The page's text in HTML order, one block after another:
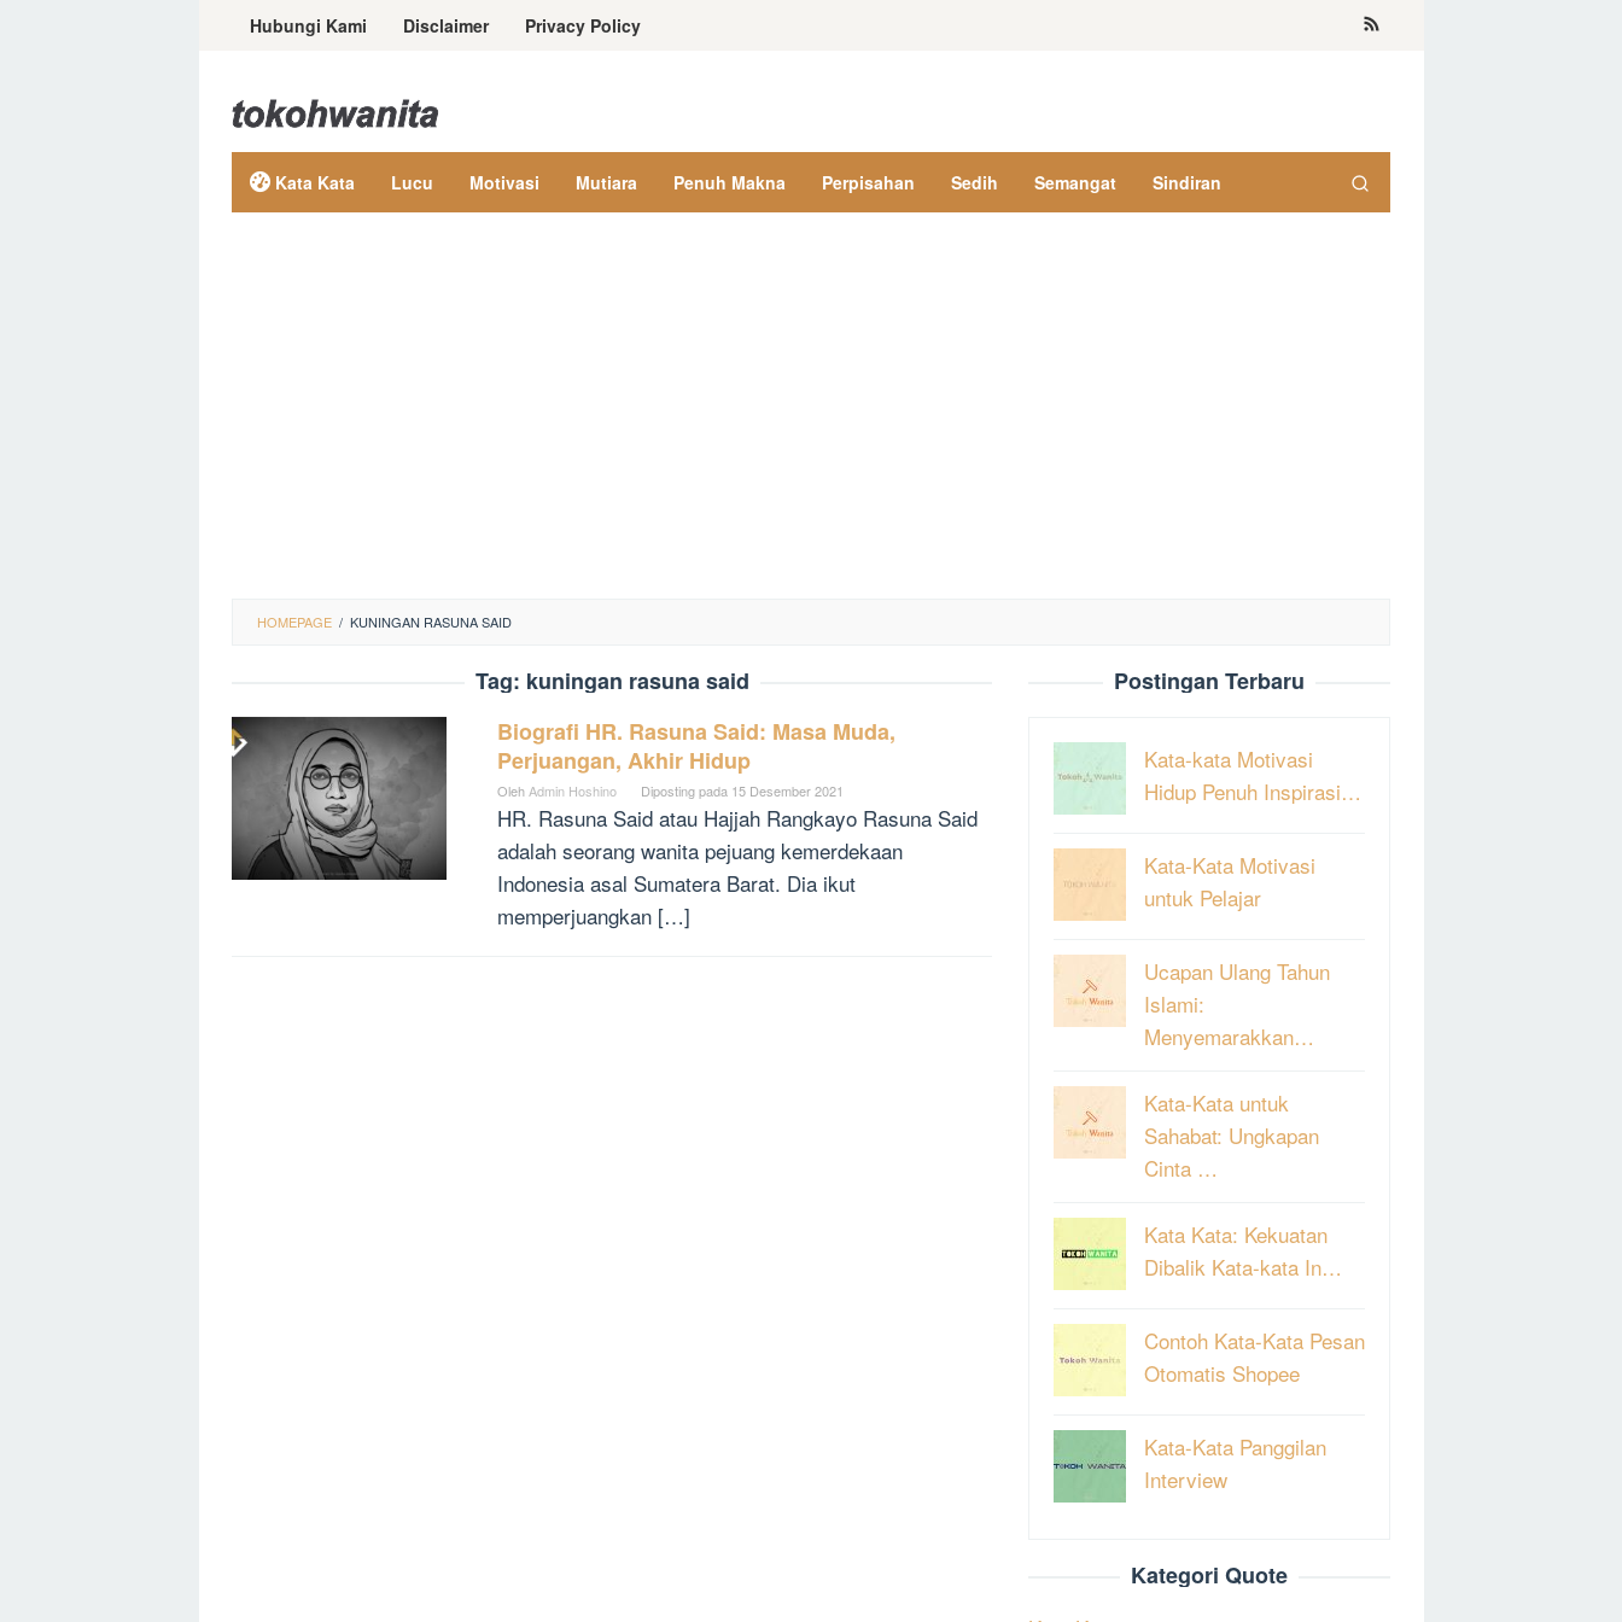
LoncatHubungi Kami Disclaimer Privacy Policy
Kata Kata Lucu Motivasi Mutiara Penuh Makna Perpisahan Sedih Semangat Sindiran
HOMEPAGE / KUNINGAN RASUNA SAID
Tag: kuningan rasuna said
Biografi HR. Rasuna Said: Masa Muda,
Perjuangan, Akhir Hidup
Oleh Admin Hoshino Diposting pada 15 Desember 2021
HR. Rasuna Said atau Hajjah Rangkayo Rasuna Said
adalah seorang wanita pejuang kemerdekaan
Indonesia asal Sumatera Barat. Dia ikut
memperjuangkan […]
Postingan Terbaru
Kata-kata Motivasi
Hidup Penuh Inspirasi…
Kata-Kata Motivasi
untuk Pelajar
Ucapan Ulang Tahun
Islami:
Menyemarakkan…
Kata-Kata untuk
Sahabat: Ungkapan
Cinta …
Kata Kata: Kekuatan
Dibalik Kata-kata In…
Contoh Kata-Kata Pesan
Otomatis Shopee
Kata-Kata Panggilan
Interview
Kategori Quote